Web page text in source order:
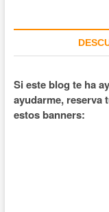
Si este blog te ha
ayudarme, reserva
estos banners: